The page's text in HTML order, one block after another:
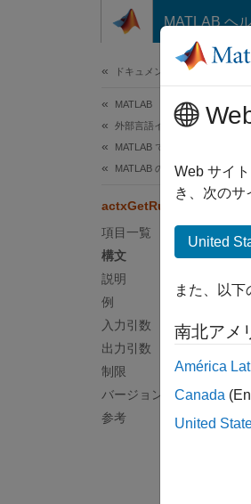
コンテンツへスキップ
MATLAB ヘ
ドキュメンテーションのホーム
MATLAB
外部言語インターフェイス
MATLAB での COM
MATLAB の COM オブジェク
actxGetRunningServer
項目一覧
構文
説明
例
入力引数
出力引数
制限
バージョン履歴
参考
Web サイ
き、次のサ
United
また、以下
南北アメ
América
Canada
United